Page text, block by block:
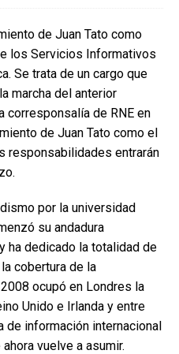
de Juan Tato como
los Servicios Informativos
Se trata de un cargo que
marcha del anterior
corresponsalía de RNE en
de Juan Tato como el
responsabilidades entrarán
por la universidad
su andadura
ha dedicado la totalidad de
cobertura de la
ocupó en Londres la
Unido e Irlanda y entre
información internacional
vuelve a asumir.